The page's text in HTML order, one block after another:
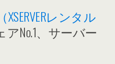
レンタル
アNo.1、サーバー